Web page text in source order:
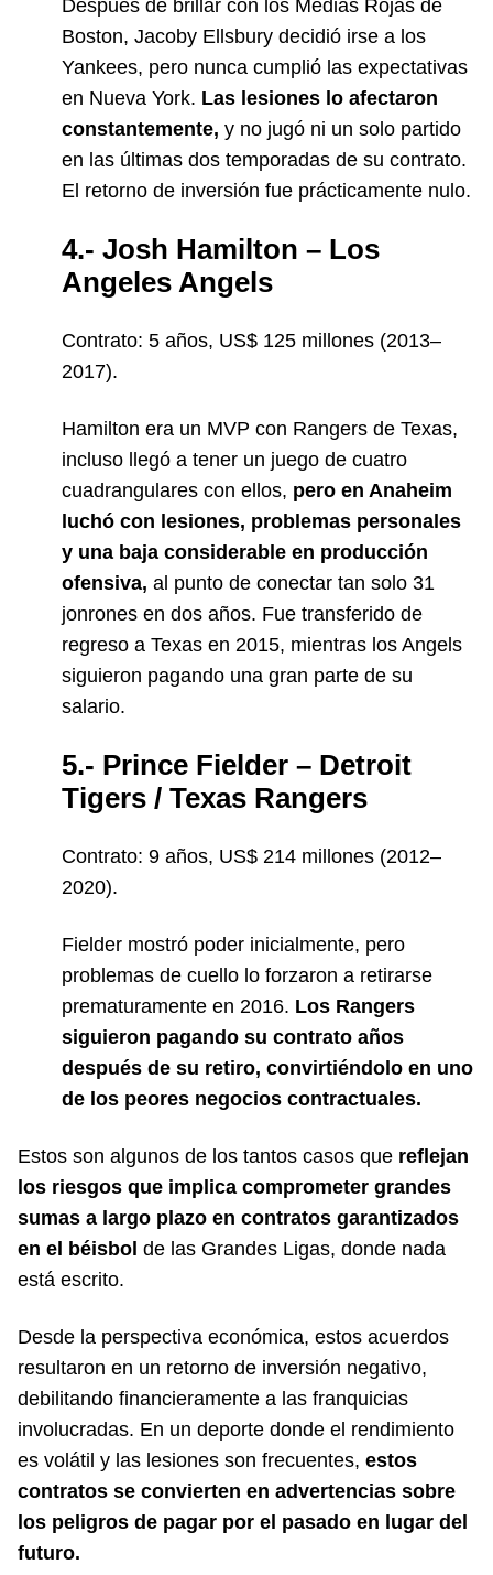
Después de brillar con los Medias Rojas de
Boston, Jacoby Ellsbury decidió irse a los
Yankees, pero nunca cumplió las expectativas
en Nueva York. Las lesiones lo afectaron
constantemente, y no jugó ni un solo partido
en las últimas dos temporadas de su contrato.
El retorno de inversión fue prácticamente nulo.
4.- Josh Hamilton – Los
Angeles Angels
Contrato: 5 años, US$ 125 millones (2013–
2017).
Hamilton era un MVP con Rangers de Texas,
incluso llegó a tener un juego de cuatro
cuadrangulares con ellos, pero en Anaheim
luchó con lesiones, problemas personales
y una baja considerable en producción
ofensiva, al punto de conectar tan solo 31
jonrones en dos años. Fue transferido de
regreso a Texas en 2015, mientras los Angels
siguieron pagando una gran parte de su
salario.
5.- Prince Fielder – Detroit
Tigers / Texas Rangers
Contrato: 9 años, US$ 214 millones (2012–
2020).
Fielder mostró poder inicialmente, pero
problemas de cuello lo forzaron a retirarse
prematuramente en 2016. Los Rangers
siguieron pagando su contrato años
después de su retiro, convirtiéndolo en uno
de los peores negocios contractuales.
Estos son algunos de los tantos casos que reflejan
los riesgos que implica comprometer grandes
sumas a largo plazo en contratos garantizados
en el béisbol de las Grandes Ligas, donde nada
está escrito.
Desde la perspectiva económica, estos acuerdos
resultaron en un retorno de inversión negativo,
debilitando financieramente a las franquicias
involucradas. En un deporte donde el rendimiento
es volátil y las lesiones son frecuentes, estos
contratos se convierten en advertencias sobre
los peligros de pagar por el pasado en lugar del
futuro.